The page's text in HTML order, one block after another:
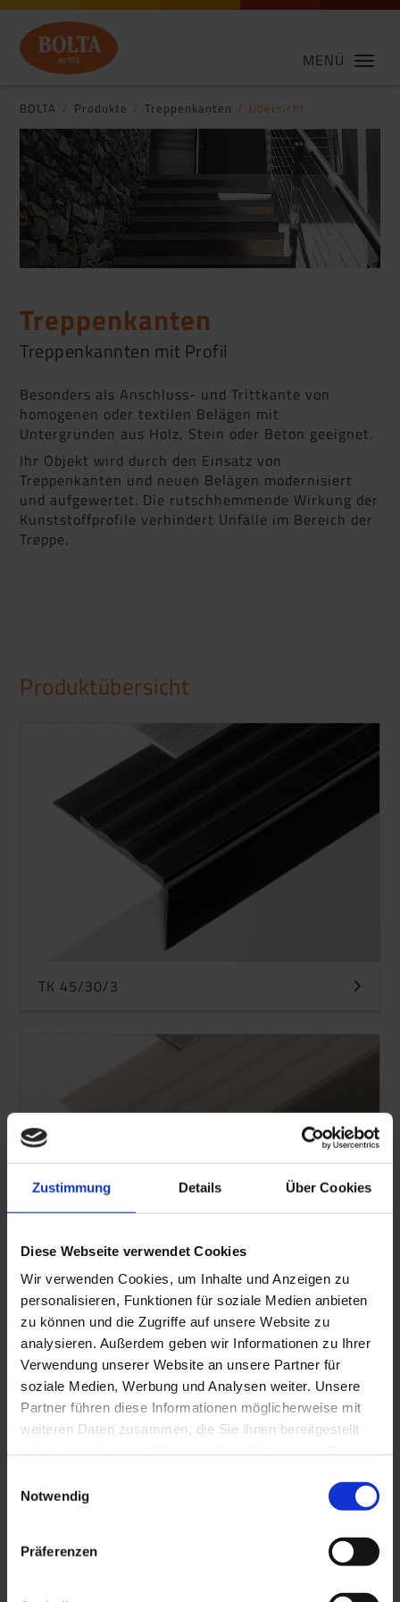
Zustimmung Details Über Cookies
Diese Webseite verwendet Cookies
Wir verwenden Cookies, um Inhalte und Anzeigen zu
personalisieren, Funktionen für soziale Medien anbieten
zu können und die Zugriffe auf unsere Website zu
analysieren. Außerdem geben wir Informationen zu Ihrer
Verwendung unserer Website an unsere Partner für
soziale Medien, Werbung und Analysen weiter. Unsere
Partner führen diese Informationen möglicherweise mit
weiteren Daten zusammen, die Sie ihnen bereitgestellt
Cookies, wenn Sie unsere Webseite weiterhin nutzen.
Notwendig
Präferenzen
MENÜ
BOLTA Produkte Treppenkanten Übersicht
Treppenkanten
Treppenkannten mit Profil
Besonders als Anschluss- und Trittkante von
homogenen oder textilen Belägen mit
Untergründen aus Holz, Stein oder Beton geeignet.
Ihr Objekt wird durch den Einsatz von
Treppenkanten und neuen Belägen modernisiert
und aufgewertet. Die rutschhemmende Wirkung der
Kunststoffprofile verhindert Unfälle im Bereich der
Treppe.
Produktübersicht
TK 45/30/3
TK 45/42/3